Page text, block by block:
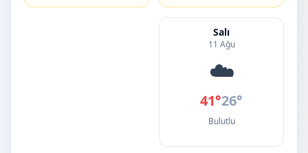
Salı
11 Ağu
☁️
41°26°
Bulutlu